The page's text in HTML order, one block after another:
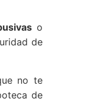
o
de
no te
de